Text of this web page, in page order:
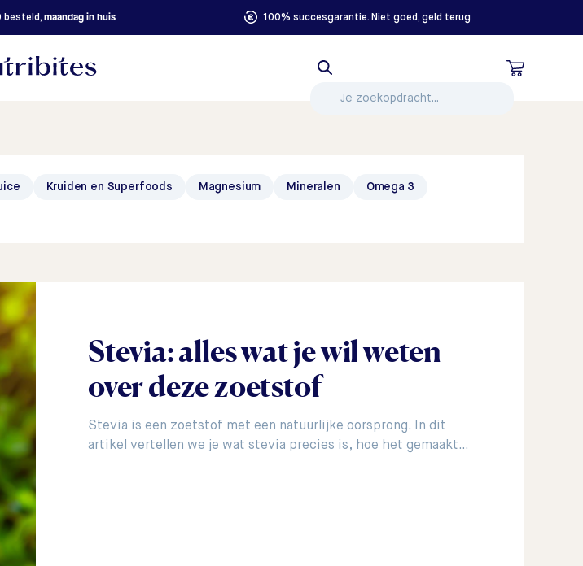
besteld, maandag in huis 100% succesgarantie. Niet goed, geld terug
Kruiden en Superfoods Magnesium Mineralen Omega 3
Stevia: alles wat je wil weten
over deze zoetstof
Stevia is een zoetstof met een natuurlijke oorsprong. In dit
artikel vertellen we je wat stevia precies is, hoe het gemaakt…